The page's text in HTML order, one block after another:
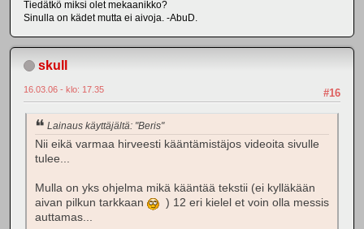
Tiedätkö miksi olet mekaanikko?
Sinulla on kädet mutta ei aivoja. -AbuD.
skull
#16
16.03.06 - klo: 17.35
Lainaus käyttäjältä: "Beris"
Nii eikä varmaa hirveesti kääntämistäjos videoita sivulle
tulee...
Mulla on yks ohjelma mikä kääntää tekstii (ei kylläkään
aivan pilkun tarkkaan
) 12 eri kielel et voin olla messis
auttamas...